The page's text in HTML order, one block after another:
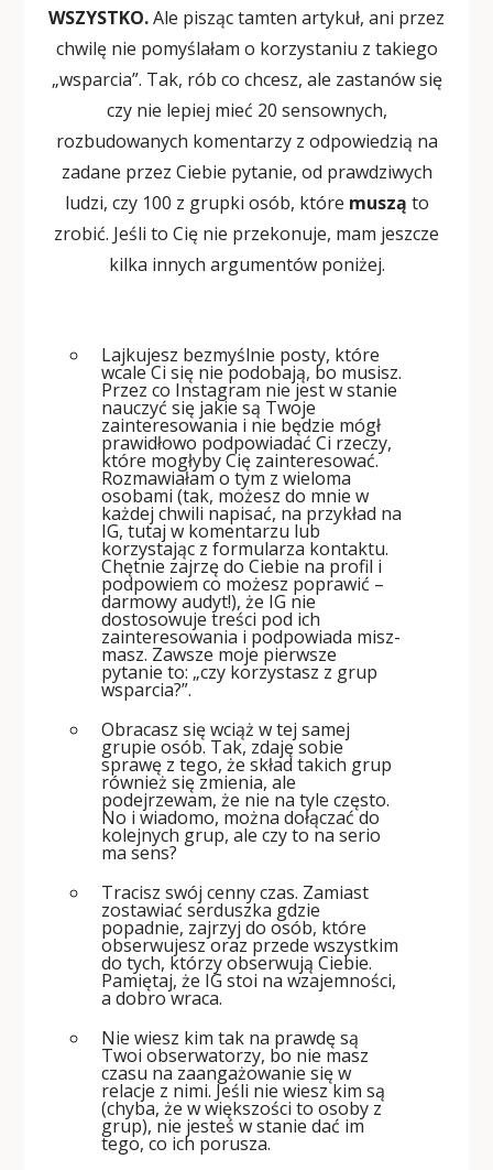
WSZYSTKO.Ale pisząc tamten artykuł, ani przez
chwilę nie pomyślałam o korzystaniu z takiego
„wsparcia”. Tak, rób co chcesz, ale zastanów się
czy nie lepiej mieć 20 sensownych,
rozbudowanych komentarzy z odpowiedzią na
zadane przez Ciebie pytanie, od prawdziwych
ludzi, czy 100 z grupki osób, które muszą to
zrobić. Jeśli to Cię nie przekonuje, mam jeszcze
kilka innych argumentów poniżej.
Lajkujesz bezmyślnie posty, które
wcale Ci się nie podobają, bo musisz.
Przez co Instagram nie jest w stanie
nauczyć się jakie są Twoje
zainteresowania i nie będzie mógł
prawidłowo podpowiadać Ci rzeczy,
które mogłyby Cię zainteresować.
Rozmawiałam o tym z wieloma
osobami (tak, możesz do mnie w
każdej chwili napisać, na przykład na
IG, tutaj w komentarzu lub
korzystając z formularza kontaktu.
Chętnie zajrzę do Ciebie na profil i
podpowiem co możesz poprawić –
darmowy audyt!), że IG nie
dostosowuje treści pod ich
zainteresowania i podpowiada misz-
masz. Zawsze moje pierwsze
pytanie to: „czy korzystasz z grup
wsparcia?”.
Obracasz się wciąż w tej samej
grupie osób. Tak, zdaję sobie
sprawę z tego, że skład takich grup
również się zmienia, ale
podejrzewam, że nie na tyle często.
No i wiadomo, można dołączać do
kolejnych grup, ale czy to na serio
ma sens?
Tracisz swój cenny czas. Zamiast
zostawiać serduszka gdzie
popadnie, zajrzyj do osób, które
obserwujesz oraz przede wszystkim
do tych, którzy obserwują Ciebie.
Pamiętaj, że IG stoi na wzajemności,
a dobro wraca.
Nie wiesz kim tak na prawdę są
Twoi obserwatorzy, bo nie masz
czasu na zaangażowanie się w
relacje z nimi. Jeśli nie wiesz kim są
(chyba, że w większości to osoby z
grup), nie jesteś w stanie dać im
tego, co ich porusza.